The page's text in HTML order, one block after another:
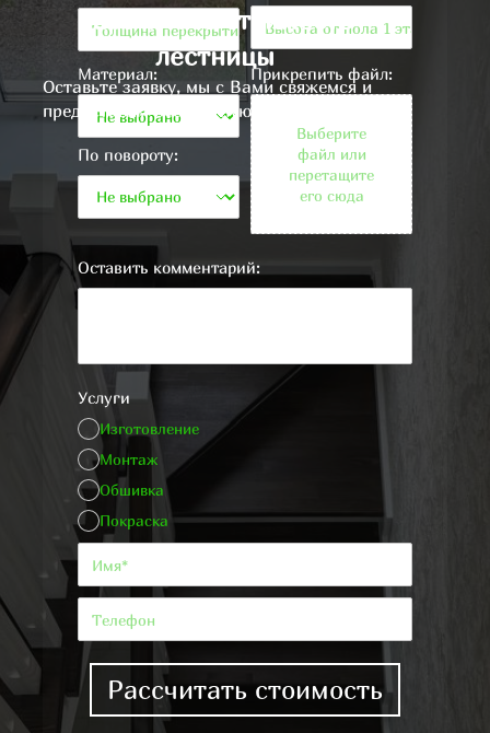
Материал:
По повороту:
Прикрепить файл:
Выберите
файл или
перетащите
его сюда
Оставить комментарий:
Услуги
Изготовление
Монтаж
Обшивка
Покраска
Рассчитать стоимость
Рассчитать стоимость
лестницы
Оставьте заявку, мы с Вами свяжемся и
предоставим бесплатную консультацию